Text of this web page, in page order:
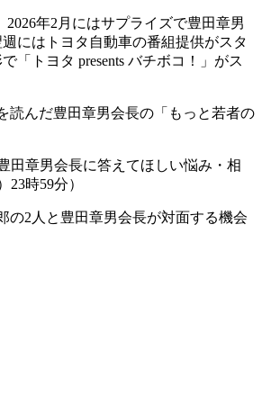
年2月にはサプライズで豊田章男
にはトヨタ自動車の番組提供がスタ
トヨタ presents バチボコ！」がス
読んだ豊田章男会長の「もっと若者の
田章男会長に答えてほしい悩み・相
時59分）
の2人と豊田章男会長が対面する機会